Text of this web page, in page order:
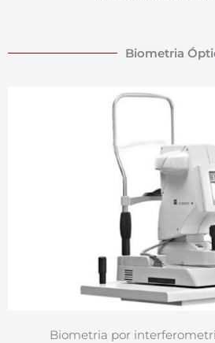
Biometria
Biometria por